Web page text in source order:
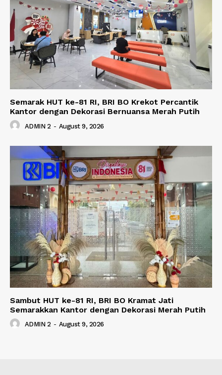
Semarak HUT ke-81 RI, BRI BO Krekot Percantik
Kantor dengan Dekorasi Bernuansa Merah Putih
ADMIN 2 - August 9, 2026
Sambut HUT ke-81 RI, BRI BO Kramat Jati
Semarakkan Kantor dengan Dekorasi Merah Putih
ADMIN 2 - August 9, 2026